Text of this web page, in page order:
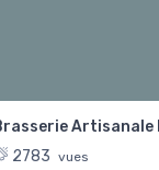
Artisanale
2783 vues